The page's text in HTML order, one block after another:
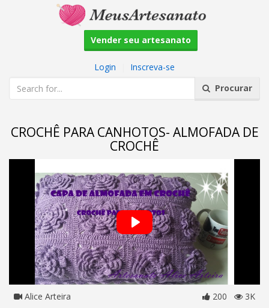
Vender seu artesanato
Login
Inscreva-se
Procurar
CROCHÊ PARA CANHOTOS- ALMOFADA DE
CROCHÊ
Alice Arteira 200 3K